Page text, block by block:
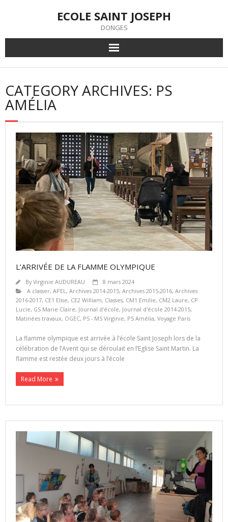
ECOLE SAINT JOSEPH
DONGES
CATEGORY ARCHIVES: PS
AMÉLIA
L’ARRIVÉE DE LA FLAMME OLYMPIQUE
ByVirginie AUDUREAU
8 mars 2024
A classer, APEL , Archives 2014-2015, Archives 2015-2016, Archives
2016-2017, CE1 Elise, CE2 William, Classes, CM1 Emilie, CM2 Laure, CP
Lucie, GS Marie Claire, Journal d'école, Journal d'école 2014-2015,
Matinées travaux, OGEC, PS - MS Virginie, PS Amélia, Voyage Paris
La flamme olympique est arrivée à l’école Saint Joseph lors de la
célébration de l’Avent qui se déroulait en l’Eglise Saint Martin. La
flamme est restée deux jours à l’école
Read More